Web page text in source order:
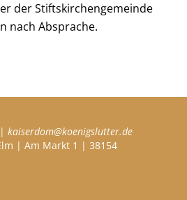
der Stiftskirchengemeinde
nach Absprache.
kaiserdom@koenigslutter.de
| Am Markt 1 | 38154